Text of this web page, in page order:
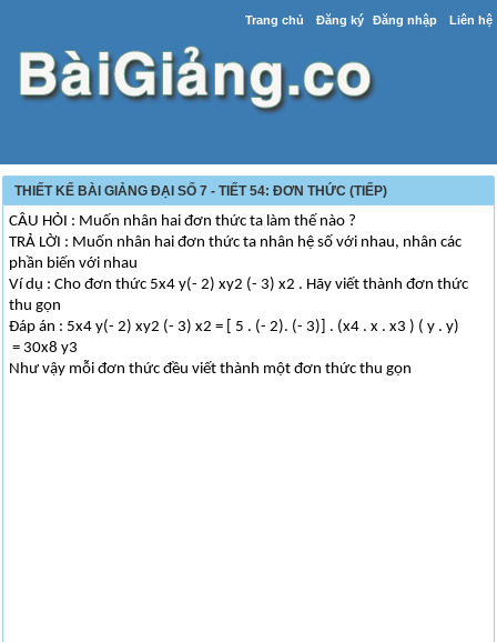
Trang chủ Đăng ký Đăng nhập Liên hệ
THIẾT KẾ BÀI GIẢNG ĐẠI SỐ 7 - TIẾT 54: ĐƠN THỨC (TIẾP)
CÂU HỎI : Muốn nhân hai đơn thức ta làm thế nào ?
TRẢ LỜI : Muốn nhân hai đơn thức ta nhân hệ số với nhau, nhân các
phần biến với nhau
Ví dụ : Cho đơn thức 5x4 y(- 2) xy2 (- 3) x2 . Hãy viết thành đơn thức
thu gọn
Đáp án : 5x4 y(- 2) xy2 (- 3) x2 = [ 5 . (- 2). (- 3)] . (x4 . x . x3 ) ( y . y)
= 30x8 y3
Như vậy mỗi đơn thức đều viết thành một đơn thức thu gọn